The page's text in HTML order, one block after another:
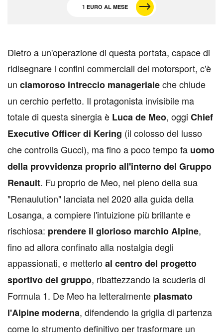
1 EURO AL MESE
Dietro a un'operazione di questa portata, capace di
ridisegnare i confini commerciali del motorsport, c'è
un clamoroso intreccio managerialeche chiude
un cerchio perfetto. Il protagonista invisibile ma
totale di questa sinergia è Luca de Meo, oggi Chief
Executive Officer di Kering (il colosso del lusso
che controlla Gucci), ma fino a poco tempo fa uomo
della provvidenza proprio all'interno del Gruppo
Renault. Fu proprio de Meo, nel pieno della sua
"Renaulution" lanciata nel 2020 alla guida della
Losanga, a compiere l'intuizione più brillante e
rischiosa: prendere il glorioso marchio Alpine,
fino ad allora confinato alla nostalgia degli
appassionati, e metterloal centro del progetto
sportivo del gruppo, ribattezzando la scuderia di
Formula 1. De Meo ha letteralmente plasmato
l'Alpine moderna, difendendo la griglia di partenza
come lo strumento definitivo per trasformare un